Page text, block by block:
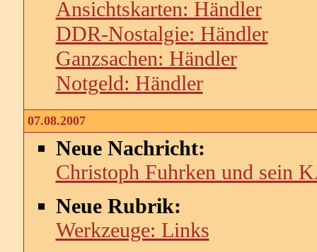
Ansichtskarten: Händler
DDR-Nostalgie: Händler
Ganzsachen: Händler
Notgeld: Händler
07.08.2007
Neue Nachricht:
Christoph Fuhrken und sein
Neue Rubrik:
Werkzeuge: Links